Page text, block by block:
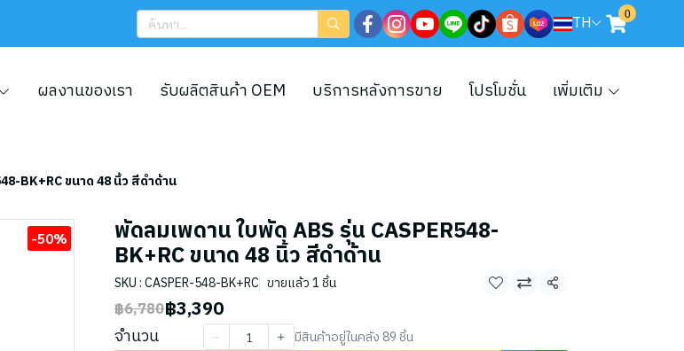
TH 0
ผลงานของเรา รับผลิตสินค้า OEM บริการหลังการขาย โปรโมชั่น เพิ่มเติม
BK+RC ขนาด 48 นิ้ว สีดำด้าน
-50% พัดลมเพดาน ใบพัด ABS รุ่น CASPER548-
BK+RC ขนาด 48 นิ้ว สีดำด้าน
SKU : CASPER-548-BK+RC ขายแล้ว 1 ชิ้น
แชร์
฿6,780฿3,390
จำนวน มีสินค้าอยู่ในคลัง 89 ชิ้น